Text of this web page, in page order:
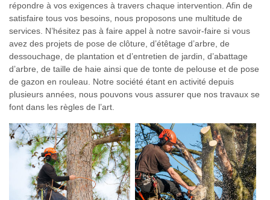
répondre à vos exigences à travers chaque intervention. Afin de
satisfaire tous vos besoins, nous proposons une multitude de
services. N’hésitez pas à faire appel à notre savoir-faire si vous
avez des projets de pose de clôture, d’étêtage d’arbre, de
dessouchage, de plantation et d’entretien de jardin, d’abattage
d’arbre, de taille de haie ainsi que de tonte de pelouse et de pose
de gazon en rouleau. Notre société étant en activité depuis
plusieurs années, nous pouvons vous assurer que nos travaux se
font dans les règles de l’art.